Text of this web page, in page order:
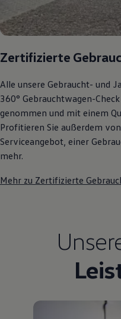
Zertifizierte
Alle unsere Gebraucht- und
360° Gebrauchtwagen-
genommen und mit einem
Profitieren Sie außerdem
Serviceangebot, einer
mehr.
Mehr zu Zertifizierte